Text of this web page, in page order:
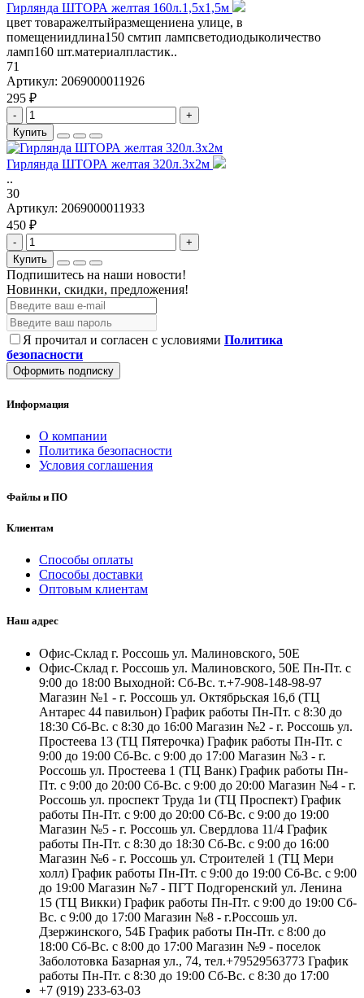
Гирлянда ШТОРА желтая 160л.1,5х1,5м
цвет товаражелтыйразмещениена улице, в
помещениидлина150 смтип лампсветодиодыколичество
ламп160 шт.материалпластик..
71
Артикул: 2069000011926
295 ₽
-
+
Купить
Гирлянда ШТОРА желтая 320л.3х2м
..
30
Артикул: 2069000011933
450 ₽
-
+
Купить
Подпишитесь на наши новости!
Новинки, скидки, предложения!
Я прочитал и согласен с условиями Политика
безопасности
Оформить подписку
Информация
О компании
Политика безопасности
Условия соглашения
Файлы и ПО
Клиентам
Способы оплаты
Способы доставки
Оптовым клиентам
Наш адрес
Офис-Склад г. Россошь ул. Малиновского, 50Е
Офис-Склад г. Россошь ул. Малиновского, 50Е Пн-Пт. с
9:00 до 18:00 Выходной: Сб-Вс. т.+7-908-148-98-97
Магазин №1 - г. Россошь ул. Октябрьская 16,б (ТЦ
Антарес 44 павильон) График работы Пн-Пт. с 8:30 до
18:30 Сб-Вс. с 8:30 до 16:00 Магазин №2 - г. Россошь ул.
Простеева 13 (ТЦ Пятерочка) График работы Пн-Пт. с
9:00 до 19:00 Сб-Вс. с 9:00 до 17:00 Магазин №3 - г.
Россошь ул. Простеева 1 (ТЦ Ванк) График работы Пн-
Пт. с 9:00 до 20:00 Сб-Вс. с 9:00 до 20:00 Магазин №4 - г.
Россошь ул. проспект Труда 1и (ТЦ Проспект) График
работы Пн-Пт. с 9:00 до 20:00 Сб-Вс. с 9:00 до 19:00
Магазин №5 - г. Россошь ул. Свердлова 11/4 График
работы Пн-Пт. с 8:30 до 18:30 Сб-Вс. с 9:00 до 16:00
Магазин №6 - г. Россошь ул. Строителей 1 (ТЦ Мери
холл) График работы Пн-Пт. с 9:00 до 19:00 Сб-Вс. с 9:00
до 19:00 Магазин №7 - ПГТ Подгоренский ул. Ленина
15 (ТЦ Викки) График работы Пн-Пт. с 9:00 до 19:00 Сб-
Вс. с 9:00 до 17:00 Магазин №8 - г.Россошь ул.
Дзержинского, 54Б График работы Пн-Пт. с 8:00 до
18:00 Сб-Вс. с 8:00 до 17:00 Магазин №9 - поселок
Заболотовка Базарная ул., 74, тел.+79529563773 График
работы Пн-Пт. с 8:30 до 19:00 Сб-Вс. с 8:30 до 17:00
+7 (919) 233-63-03